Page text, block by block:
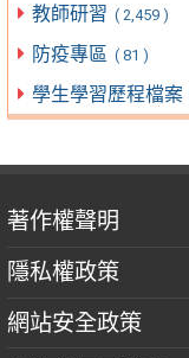
教師研習 ( 2,459 )
防疫專區 ( 81 )
學生學習歷程檔案
著作權聲明
隱私權政策
網站安全政策